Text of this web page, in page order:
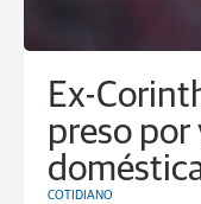
Ex-
preso por
COTIDIANO